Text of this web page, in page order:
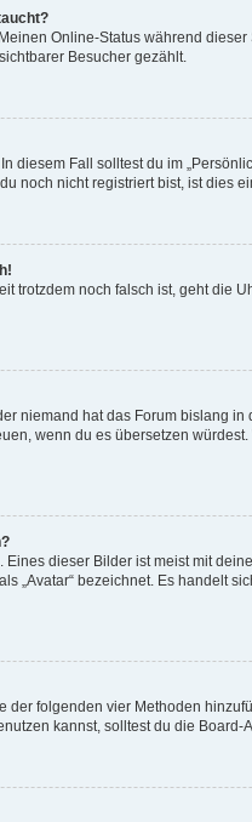
Online-Status während
Besucher gezählt.
Fall solltest du im
noch nicht registriert bist, ist dies
trotzdem noch falsch ist, geht die
niemand hat das Forum bislang
wenn du es übersetzen
dieser Bilder ist meist mit
„Avatar“ bezeichnet. Es handelt
folgenden vier Methoden
kannst, solltest du die Board-